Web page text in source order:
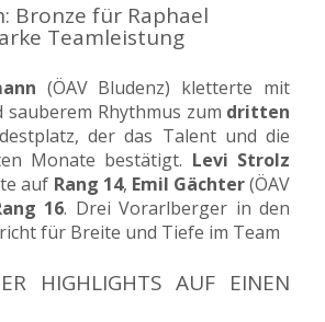
Bronze für Raphael
Teamleistung
(ÖAV Bludenz) kletterte mit
sauberem Rhythmus zum dritten
der das Talent und die
Monate bestätigt. Levi Strolz
auf Rang 14, Emil Gächter(ÖAV
16. Drei Vorarlberger in den
für Breite und Tiefe im Team
HIGHLIGHTS AUF EINEN